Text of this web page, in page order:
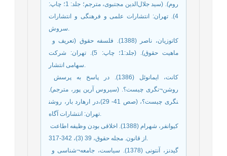
روم). (سید جلال‌الدین مجتبوی، مترجم؛ جلد: 1؛ چاپ:
4). تهران: انتشارات علمی و فرهنگی و انتشارات
سروش.
ماهیت حقوق). (جلد:1؛ چاپ: 5). تهران: شرکت
سهامی انتشار.
روشن¬نگری چیست؟. (سیروس آرین پور، مترجم).
در ارهارد بار، روشن‎نگری چیست؟، (صص 41- 29)،
تهران: انتشارات آگاه.
از قانون. مجله حقوق، 39 (3)، 342-317.